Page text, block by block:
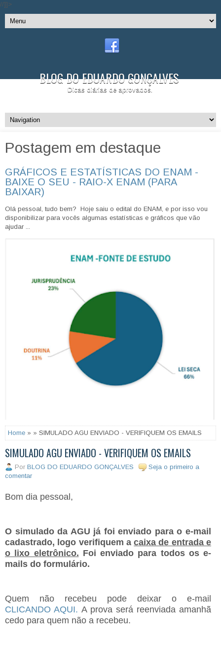
//]]>
BLOG DO EDUARDO GONÇALVES
Dicas diárias de aprovados.
Postagem em destaque
GRÁFICOS E ESTATÍSTICAS DO ENAM -
BAIXE O SEU - RAIO-X ENAM (PARA
BAIXAR)
Olá pessoal, tudo bem? Hoje saiu o edital do ENAM, e por isso vou
disponibilizar para vocês algumas estatísticas e gráficos que vão
ajudar ...
Home » » SIMULADO AGU ENVIADO - VERIFIQUEM OS EMAILS
SIMULADO AGU ENVIADO - VERIFIQUEM OS EMAILS
Por BLOG DO EDUARDO GONÇALVES
Seja o primeiro a
comentar
Bom dia pessoal,
O simulado da AGU já foi enviado para o e-mail
cadastrado, logo verifiquem acaixa de entrada e
o lixo eletrônico. Foi enviado para todos os e-
mails do formulário.
Quem não recebeu pode deixar o e-mail
CLICANDO AQUI. A prova será reenviada amanhã
cedo para quem não a recebeu.